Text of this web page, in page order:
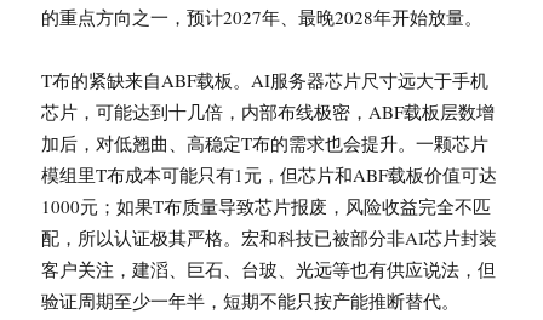
的重点方向之一，预计2027年、最晚2028年开始放量。
T布的紧缺来自ABF载板。AI服务器芯片尺寸远大于手机
芯片，可能达到十几倍，内部布线极密，ABF载板层数增
加后，对低翘曲、高稳定T布的需求也会提升。一颗芯片
模组里T布成本可能只有1元，但芯片和ABF载板价值可达
1000元；如果T布质量导致芯片报废，风险收益完全不匹
配，所以认证极其严格。宏和科技已被部分非AI芯片封装
客户关注，建滔、巨石、台玻、光远等也有供应说法，但
验证周期至少一年半，短期不能只按产能推断替代。